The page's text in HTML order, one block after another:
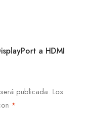
a HDMI
publicada. Los
*